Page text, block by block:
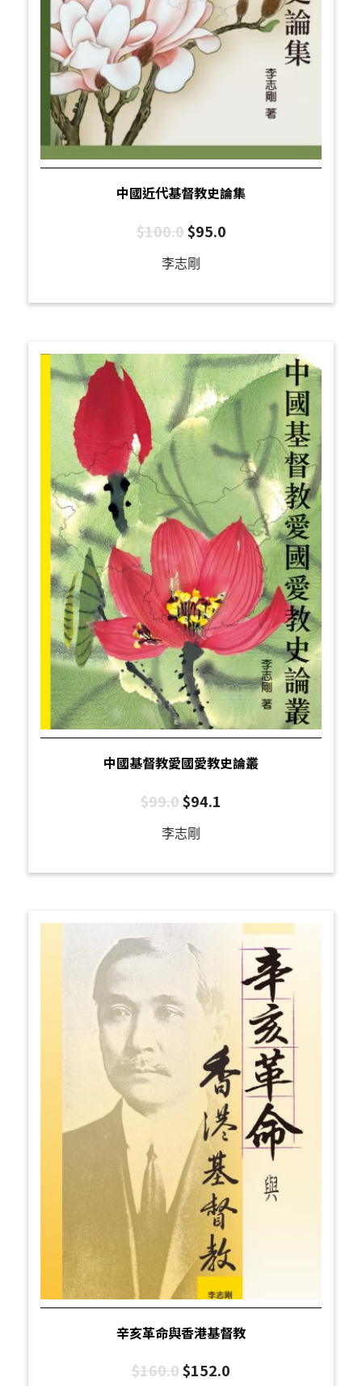
中國近代基督教史論集
$100.0$95.0
李志剛
中國基督教愛國愛教史論叢
$99.0$94.1
李志剛
辛亥革命與香港基督教
$160.0$152.0